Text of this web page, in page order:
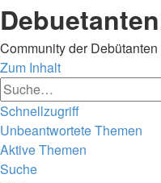
Community der
Zum Inhalt
Schnellzugriff
Unbeantwortete Themen
Aktive Themen
Suche